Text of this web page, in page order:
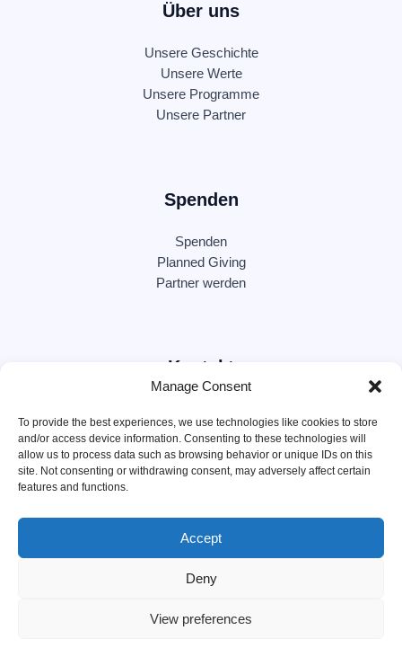
Manage Consent
To provide the best experiences, we use technologies like cookies to store
and/or access device information. Consenting to these technologies will
allow us to process data such as browsing behavior or unique IDs on this
site. Not consenting or withdrawing consent, may adversely affect certain
features and functions.
Accept
Deny
View preferences
Über uns
Unsere Geschichte
Unsere Werte
Unsere Programme
Unsere Partner
Spenden
Spenden
Planned Giving
Partner werden
Kontakt
ABC Str. 15, 20354 Hamburg
IBAN DE12 2005 0550 1502 3212 66
Impressum|Datenschutzerklärung